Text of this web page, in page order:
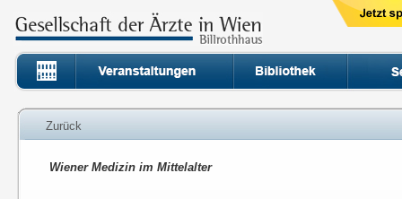
Zurück
Wiener Medizin im Mittelalter